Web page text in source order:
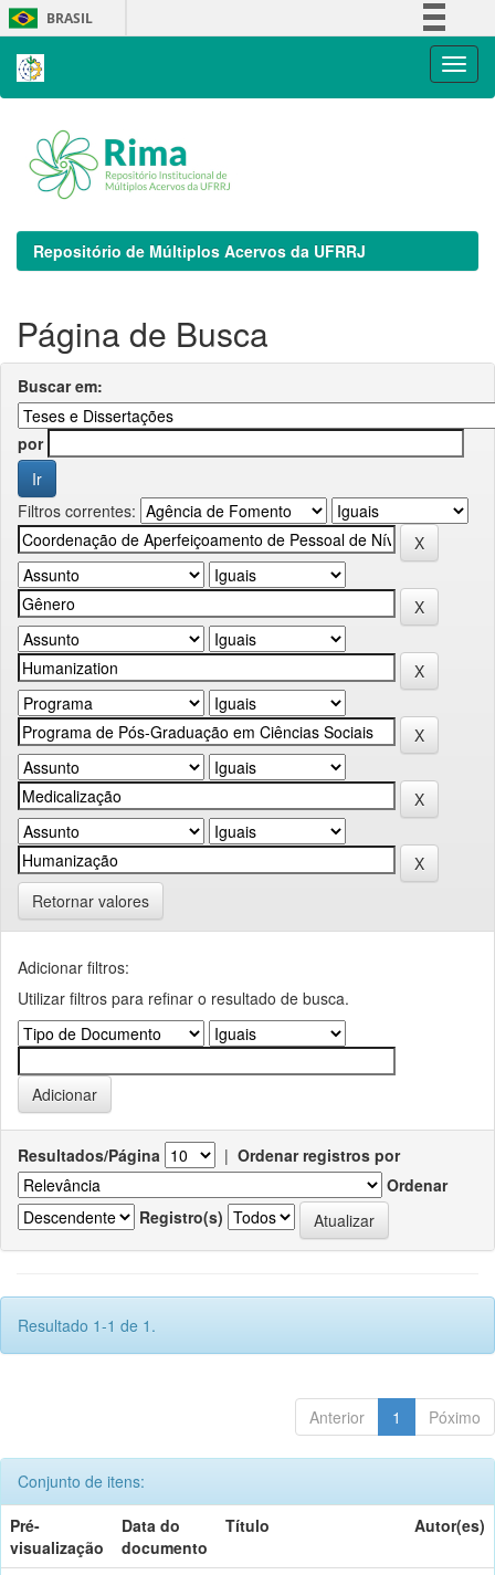
Skip
navigation
BRASIL
Repositório de Múltiplos Acervos da UFRRJ
Página de Busca
Buscar em:
por
Filtros correntes:
Retornar valores
Adicionar filtros:
Utilizar filtros para refinar o resultado de busca.
Resultados/Página | Ordenar registros por
Ordenar
Registro(s)
Resultado 1-1 de 1.
Anterior 1 Póximo
Conjunto de itens:
Pré-
visualização
Data do
documento
Título Autor(es)